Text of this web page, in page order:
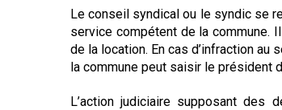
Le conseil syndical ou le syndic se
service compétent de la commune.
de la location. En cas d’infraction au
la commune peut saisir le président
L’action judiciaire supposant des